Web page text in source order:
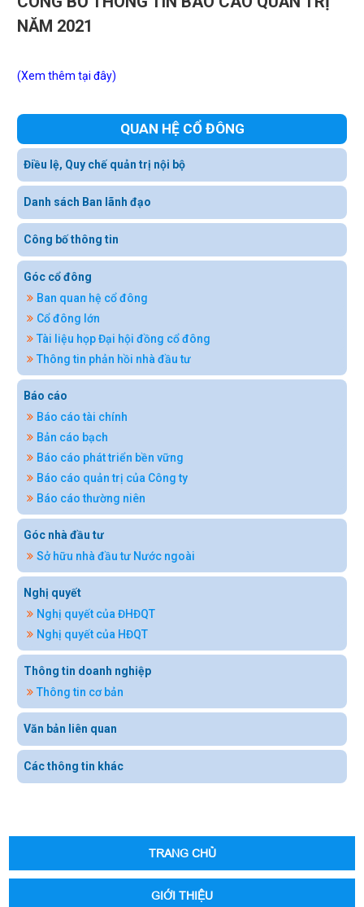
NĂM 2021
(Xem thêm tại đây)
QUAN HỆ CỔ ĐÔNG
Điều lệ, Quy chế quản trị nội bộ
Danh sách Ban lãnh đạo
Công bố thông tin
Góc cổ đông
Ban quan hệ cổ đông
Cổ đông lớn
Tài liệu họp Đại hội đồng cổ đông
Thông tin phản hồi nhà đầu tư
Báo cáo
Báo cáo tài chính
Bản cáo bạch
Báo cáo phát triển bền vững
Báo cáo quản trị của Công ty
Báo cáo thường niên
Góc nhà đầu tư
Sở hữu nhà đầu tư Nước ngoài
Nghị quyết
Nghị quyết của ĐHĐQT
Nghị quyết của HĐQT
Thông tin doanh nghiệp
Thông tin cơ bản
Văn bản liên quan
Các thông tin khác
TRANG CHỦ
GIỚI THIỆU